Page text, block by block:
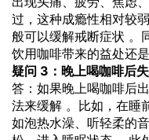
过，这种成瘾性相对较
般可以缓解戒断症状 。
饮用咖啡带来的益处还
疑问 3：晚上喝咖啡后
答：如果晚上喝咖啡后
法来缓解 。比如，在睡
如泡热水澡、听轻柔的